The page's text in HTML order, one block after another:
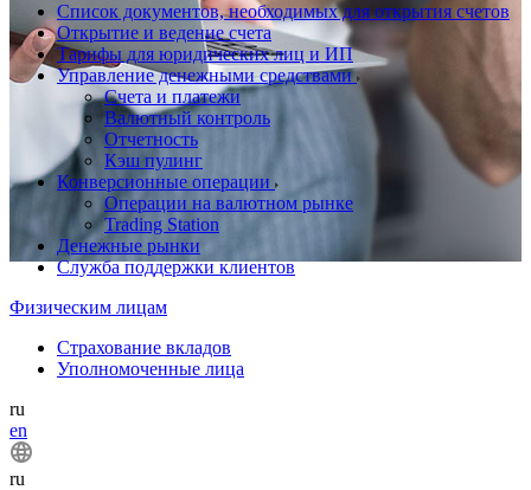
Список документов, необходимых для открытия счетов
Открытие и ведение счета
Тарифы для юридических лиц и ИП
Управление денежными средствами
Счета и платежи
Валютный контроль
Отчетность
Кэш пулинг
Конверсионные операции
Операции на валютном рынке
Trading Station
Денежные рынки
Служба поддержки клиентов
Физическим лицам
Страхование вкладов
Уполномоченные лица
ru
en
ru